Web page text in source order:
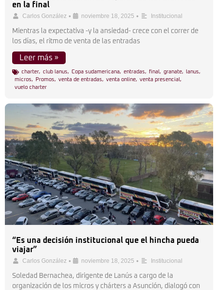
en la final
Carlos González • noviembre 18, 2025 • Institucional
Mientras la expectativa -y la ansiedad- crece con el correr de
los días, el ritmo de venta de las entradas
Leer más »
charter, club lanus, Copa sudamericana, entradas, final , granate, lanus,
micros, Promos, venta de entradas, venta online, venta presencial ,
vuelo charter
“Es una decisión institucional que el hincha pueda
viajar”
Carlos González • noviembre 18, 2025 • Institucional
Soledad Bernachea, dirigente de Lanús a cargo de la
organización de los micros y chárters a Asunción, dialogó con